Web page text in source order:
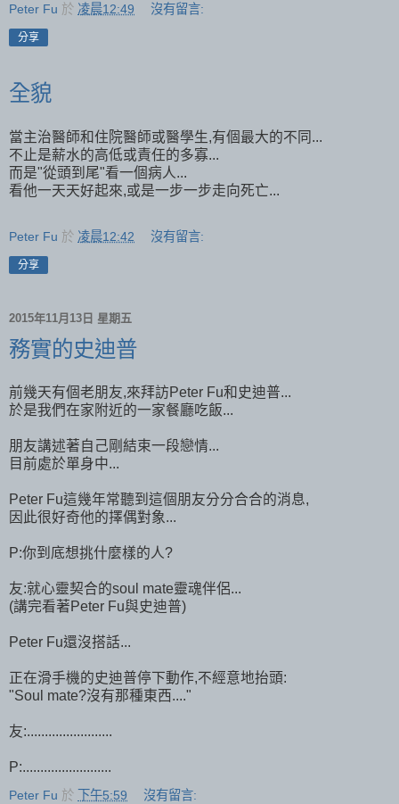
Peter Fu 於 凌晨12:49 沒有留言:
分享
全貌
當主治醫師和住院醫師或醫學生,有個最大的不同...
不止是薪水的高低或責任的多寡...
而是"從頭到尾"看一個病人...
看他一天天好起來,或是一步一步走向死亡...
Peter Fu 於 凌晨12:42 沒有留言:
分享
2015年11月13日 星期五
務實的史迪普
前幾天有個老朋友,來拜訪Peter Fu和史迪普...
於是我們在家附近的一家餐廳吃飯...
朋友講述著自己剛結束一段戀情...
目前處於單身中...
Peter Fu這幾年常聽到這個朋友分分合合的消息,
因此很好奇他的擇偶對象...
P:你到底想挑什麼樣的人?
友:就心靈契合的soul mate靈魂伴侶...
(講完看著Peter Fu與史迪普)
Peter Fu還沒搭話...
正在滑手機的史迪普停下動作,不經意地抬頭:
"Soul mate?沒有那種東西...."
友:........................
P:.........................
Peter Fu 於 下午5:59 沒有留言: